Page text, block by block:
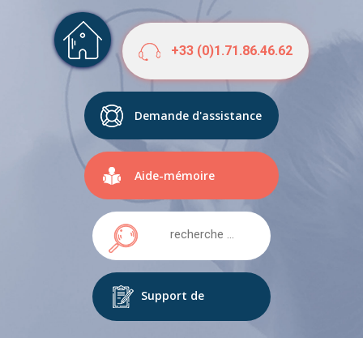
+33 (0)1.71.86.46.62
Demande d'assistance
Aide-mémoire
Support de